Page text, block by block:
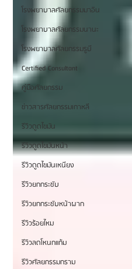
โรงพยาบาลศัลยกรรมมาอิน
โรงพยาบาลศัลยกรรมนานะ
โรงพยาบาลศัลยกรรมรูบี
Certified Consultant
คู่มือศัลยกรรม
ข่าวสารศัลยกรรมเกาหลี
รีวิวดูดไขมัน
รีวิวดูดไขมันหน้า
รีวิวดูดไขมันเหนียง
รีวิวยกกระชับ
รีวิวยกกระชับหน้าผาก
รีวิวร้อยไหม
รีวิวลดโหนกแก้ม
รีวิวศัลยกรรมกราม